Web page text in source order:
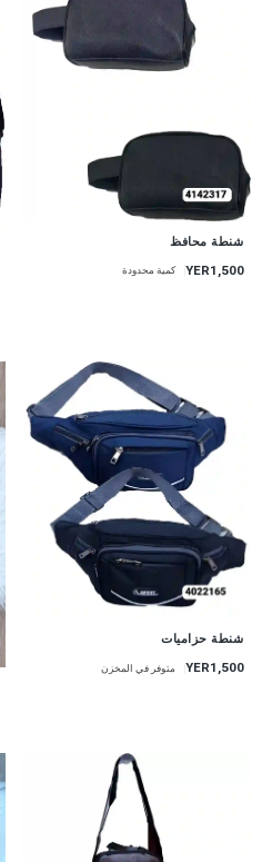
شنطة محافظ
YER1,500 كمية محدودة
شنطة حزاميات
YER1,500 متوفر في المخزن